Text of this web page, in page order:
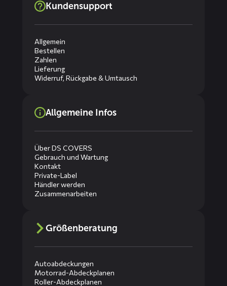
Kundensupport
Allgemein
Bestellen
Zahlen
Lieferung
Widerruf, Rückgabe & Umtausch
Allgemeine Infos
Über DS COVERS
Gebrauch und Wartung
Kontakt
Private-Label
Händler werden
Zusammenarbeiten
Größenberatung
Autoabdeckungen
Motorrad-Abdeckplanen
Roller-Abdeckplanen